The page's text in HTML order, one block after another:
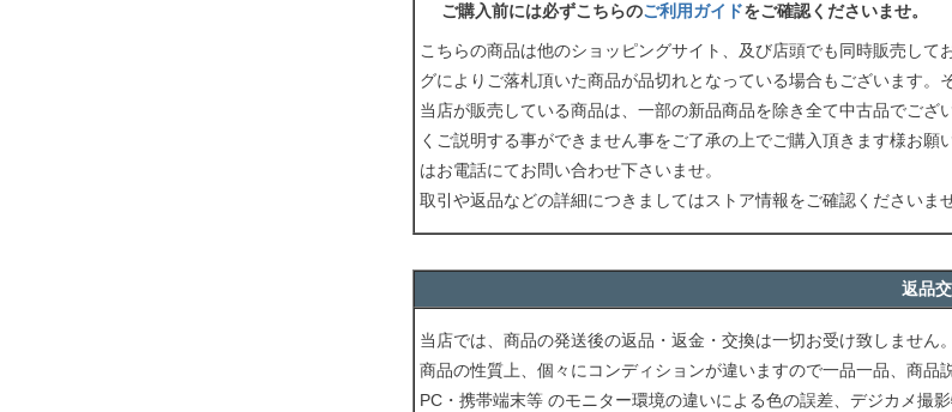
ご購入前には必ずこちらのご利用ガイドをご確認くださいませ。
こちらの商品は他のショッピングサイト、及び店頭でも同時販売し
グによりご落札頂いた商品が品切れとなっている場合もございます。
当店が販売している商品は、一部の新品商品を除き全て中古品でご
くご説明する事ができません事をご了承の上でご購入頂きます様お
はお電話にてお問い合わせ下さいませ。
取引や返品などの詳細につきましてはストア情報をご確認くださいませ
返品
当店では、商品の発送後の返品・返金・交換は一切お受け致しません。
商品の性質上、個々にコンディションが違いますので一品一品、商品
PC・携帯端末等 のモニター環境の違いによる色の誤差、デジカメ撮